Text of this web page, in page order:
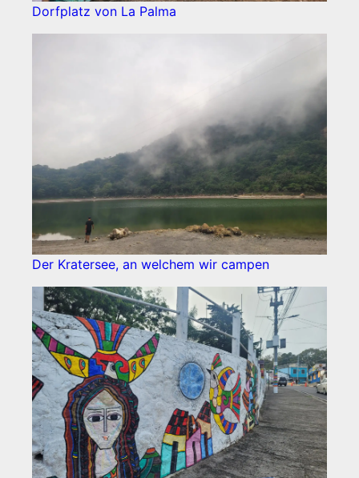
Dorfplatz von La Palma
Der Kratersee, an welchem wir campen